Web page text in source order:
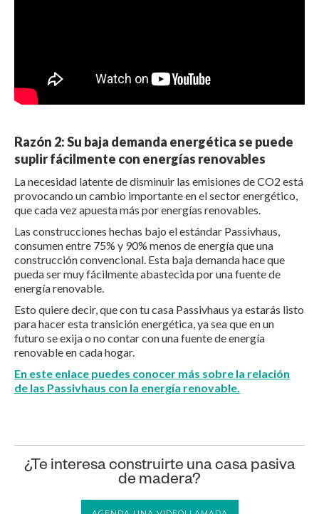
Razón 2: Su baja demanda energética se puede
suplir fácilmente con energías renovables
La necesidad latente de disminuir las emisiones de CO2 está
provocando un cambio importante en el sector energético,
que cada vez apuesta más por energías renovables.
Las construcciones hechas bajo el estándar Passivhaus,
consumen entre 75% y 90% menos de energía que una
construcción convencional. Esta baja demanda hace que
pueda ser muy fácilmente abastecida por una fuente de
energía renovable.
Esto quiere decir, que con tu casa Passivhaus ya estarás listo
para hacer esta transición energética, ya sea que en un
futuro se exija o no contar con una fuente de energía
renovable en cada hogar.
En este enlace puedes conocer más sobre la relación
de las Passivhaus con la energía renovable.
¿Te interesa construirte una casa pasiva
de madera?